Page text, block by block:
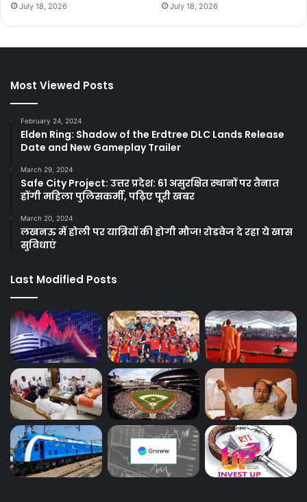
July 18, 2026 July 18, 2026
Most Viewed Posts
February 24, 2024
Elden Ring: Shadow of the Erdtree DLC Lands Release
Date and New Gameplay Trailer
March 29, 2024
Safe City Project: उत्तर प्रदेश: 61 असुरक्षित स्थानों पर तैनात
होंगी महिला पुलिसकर्मी, पढ़िए पूरी खबर
March 20, 2024
लखनऊ में होली पर यात्रियों की होगी मौज! रोडवेज दे रहा ये खास
सुविधाएं
Last Modified Posts